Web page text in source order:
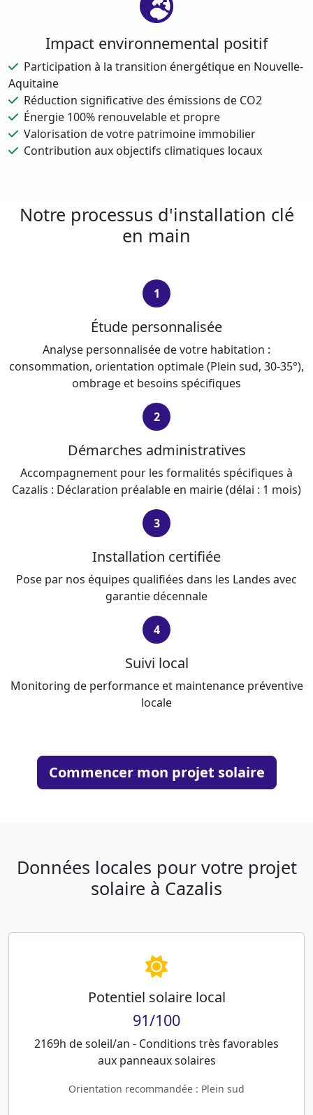
Impact environnemental positif
Participation à la transition énergétique en Nouvelle-
Aquitaine
Réduction significative des émissions de CO2
Énergie 100% renouvelable et propre
Valorisation de votre patrimoine immobilier
Contribution aux objectifs climatiques locaux
Notre processus d'installation clé
en main
1
Étude personnalisée
Analyse personnalisée de votre habitation :
consommation, orientation optimale (Plein sud, 30-35°),
ombrage et besoins spécifiques
2
Démarches administratives
Accompagnement pour les formalités spécifiques à
Cazalis : Déclaration préalable en mairie (délai : 1 mois)
3
Installation certifiée
Pose par nos équipes qualifiées dans les Landes avec
garantie décennale
4
Suivi local
Monitoring de performance et maintenance préventive
locale
Commencer mon projet solaire
Données locales pour votre projet
solaire à Cazalis
Potentiel solaire local
91/100
2169h de soleil/an - Conditions très favorables
aux panneaux solaires
Orientation recommandée : Plein sud